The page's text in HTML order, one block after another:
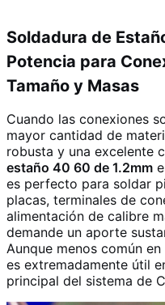
Soldadura de
Potencia para
Tamaño y Masas
Cuando las conexiones
mayor cantidad de
robusta y una excelente
estaño 40 60 de 1.2mm
es perfecto para soldar
placas, terminales de
alimentación de calibre
demande un aporte
Aunque menos común
es extremadamente útil
principal del sistema de